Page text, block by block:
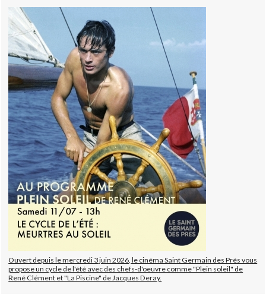
Ouvert depuis le mercredi 3 juin 2026, le cinéma Saint Germain des Prés vous
propose un cycle de l'été avec des chefs-d'oeuvre comme "Plein soleil" de
René Clément et "La Piscine" de Jacques Deray.